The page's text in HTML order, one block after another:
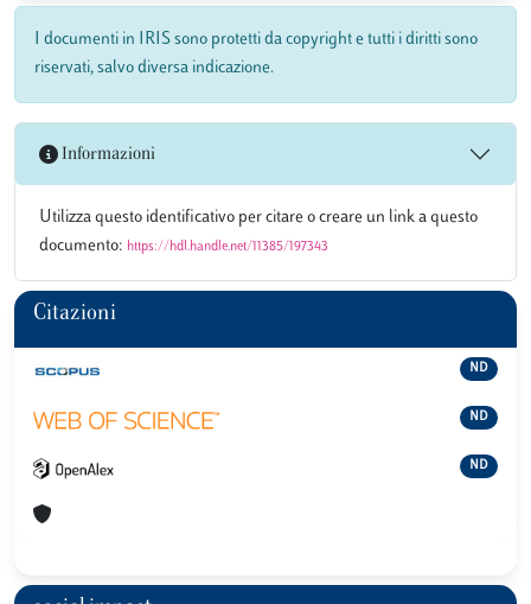
I documenti in IRIS sono protetti da copyright e tutti i diritti sono
riservati, salvo diversa indicazione.
Informazioni
Utilizza questo identificativo per citare o creare un link a questo
documento: https://hdl.handle.net/11385/197343
Citazioni
ND
ND
ND